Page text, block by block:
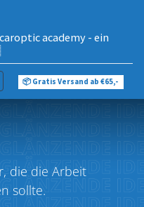
academy - ein
📦 Gratis Versand ab €65,-
die die Arbeit
sollte.